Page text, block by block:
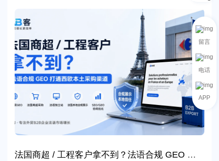
法国商超 / 工程客户拿不到？法语合规 GEO 打
留言
电话
APP